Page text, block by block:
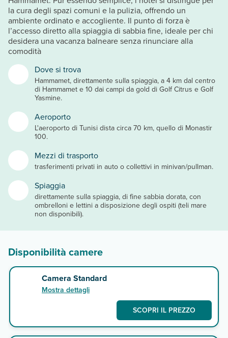
Dove si trova
Hammamet, direttamente sulla spiaggia, a 4 km dal centro
di Hammamet e 10 dai campi da gold di Golf Citrus e Golf
Yasmine.
Aeroporto
L'aeroporto di Tunisi dista circa 70 km, quello di Monastir
100.
Mezzi di trasporto
trasferimenti privati in auto o collettivi in minivan/pullman.
Spiaggia
direttamente sulla spiaggia, di fine sabbia dorata, con
ombrelloni e lettini a disposizione degli ospiti (teli mare
non disponibili).
la cura degli spazi comuni e la pulizia, offrendo un
ambiente ordinato e accogliente. Il punto di forza è
l’accesso diretto alla spiaggia di sabbia fine, ideale per chi
desidera una vacanza balneare senza rinunciare alla
comodità
Disponibilità camere
Camera Standard
Mostra dettagli
SCOPRI IL PREZZO